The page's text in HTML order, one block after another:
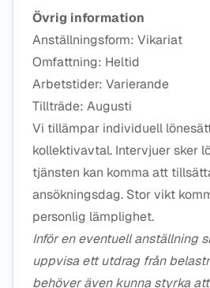
Övrig information
Anställningsform: Vikariat
Omfattning: Heltid
Arbetstider: Varierande
Tillträde: Augusti
Vi tillämpar individuell
kollektivavtal. Intervjuer sker
tjänsten kan komma att
ansökningsdag. Stor vikt
personlig lämplighet.
Inför en eventuell anställning
uppvisa ett utdrag från
behöver även kunna styrka